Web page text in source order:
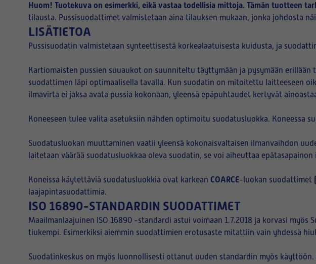
Huom! Tuotekuva on esimerkki, eikä vastaa todellisia mittoja. Tämän tuotteen
tilausta. Pussisuodattimet valmistetaan aina tilauksen mukaan, jonka johdosta
LISÄTIETOA
Pussisuodatin valmistetaan synteettisestä korkealaatuisesta kuidusta, ja
Kartiomaisten pussien suuaukot on suunniteltu täyttymään ja pysymään
suodattimen läpi optimaalisella tavalla. Kun suodatin on mitoitettu laitteeseen
ilmavirta ei jaksa avata pussia kokonaan, yleensä epäpuhtaudet kertyvät
Koneeseen tulee valita asetuksiin nähden optimoitu suodatusluokka. Koneessa
Suodatusluokan muuttaminen vaatii yleensä kokonaisvaltaisen ilmanvaihdon
laitetaan väärää suodatusluokkaa oleva suodatin, se voi aiheuttaa epätasapainon
Koneissa käytettäviä suodatusluokkia ovat karkean COARCE-luokan suodattimet
laajapintasuodattimia.
ISO 16890-STANDARDIN SUODATTIMET
Maailmanlaajuinen ISO 16890 -standardi astui voimaan 1.7.2018 ja korvasi myös
tiukempi. Esimerkiksi aiemmin suodattimien erotusaste mitattiin vain yhdessä
Suodatinkeskus on myös luonnollisesti ottanut uuden standardin myös